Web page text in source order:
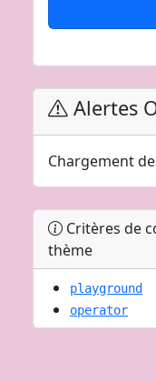
Alertes
Chargement
Critères de
thème
playground
operator